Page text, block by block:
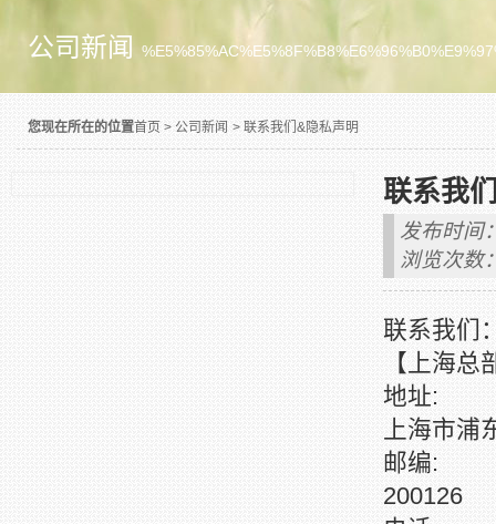
公司新闻
您现在所在的位置首页 > 公司新闻 > 联系我们&隐私声明
联系我
发布时间
浏览次数
联系我们
【上海总
地址:
上海市
邮编:
200126